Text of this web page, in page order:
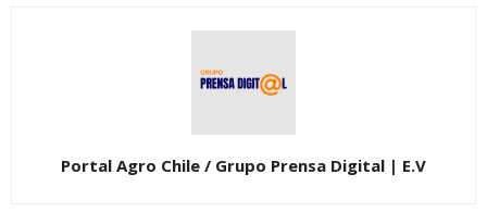
Portal Agro Chile / Grupo Prensa Digital | E.V